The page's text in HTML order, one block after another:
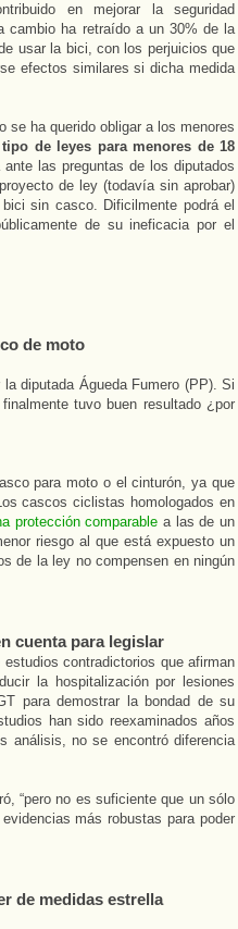
en mejorar la seguridad
cambio ha retraído a un 30% de la
usar la bici, con los perjuicios que
efectos similares si dicha medida
se ha querido obligar a los menores
de leyes para menores de 18
las preguntas de los diputados
de ley (todavía sin aprobar)
sin casco. Dificilmente podrá el
de su ineficacia por el
de moto
diputada Águeda Fumero (PP). Si
tuvo buen resultado ¿por
para moto o el cinturón, ya que
cascos ciclistas homologados en
protección comparable a las de un
riesgo al que está expuesto un
de la ley no compensen en ningún
cuenta para legislar
contradictorios que afirman
la hospitalización por lesiones
para demostrar la bondad de su
han sido reexaminados años
análisis, no se encontró diferencia
“pero no es suficiente que un sólo
más robustas para poder
de medidas estrella